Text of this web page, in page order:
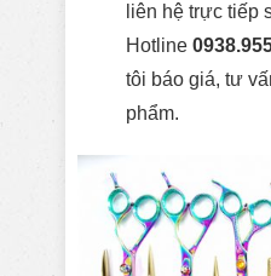
liên hệ trực tiếp
Hotline
tôi báo giá, tư
phẩm.